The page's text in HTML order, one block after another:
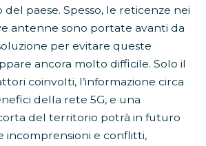
paese. Spesso, le reticenze nei
antenne sono portate avanti da
per evitare queste
ancora molto difficile. Solo il
coinvolti, l’informazione circa
della rete 5G, e una
del territorio potrà in futuro
incomprensioni e conflitti,